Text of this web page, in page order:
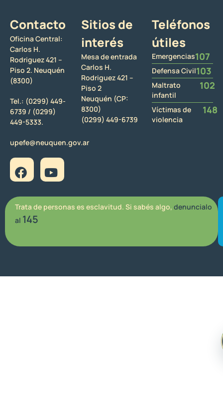
Contacto
Oficina Central:
Carlos H.
Rodriguez 421 –
Piso 2. Neuquén
(8300)
Tel.: (0299) 449-
6739 / (0299)
449-5333.
upefe@neuquen.gov.ar
Sitios de
interés
Mesa de entrada
Carlos H.
Rodriguez 421 –
Piso 2
Neuquén (CP:
8300)
(0299) 449-6739
Teléfonos
útiles
Emergencias107
Defensa Civil103
Maltrato
infantil
102
Víctimas de
violencia
148
Trata de personas es esclavitud. Si sabés algo, denuncialo
al 145